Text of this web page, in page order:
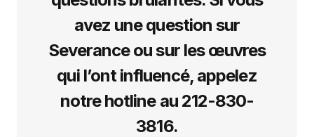
avez une question sur
Severance ou sur les œuvres
qui l’ont influencé, appelez
notre hotline au 212-830-
3816.